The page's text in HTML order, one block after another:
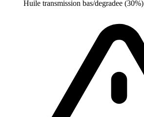
Huile transmission bas/degradee (30%)